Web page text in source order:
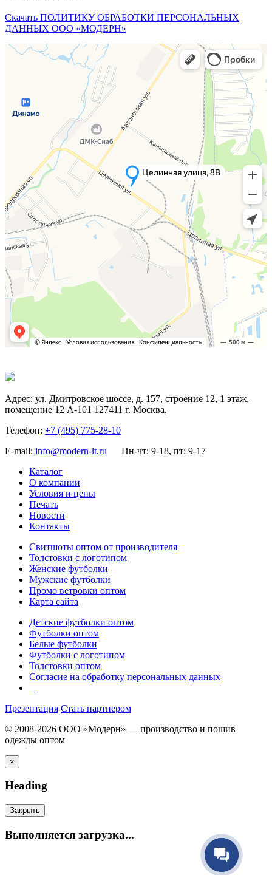
Скачать ПОЛИТИКУ ОБРАБОТКИ ПЕРСОНАЛЬНЫХ
ДАННЫХ ООО «МОДЕРН»
Адрес: ул. Дмитровское шоссе, д. 157, строение 12, 1 этаж,
помещение 12 А-101 127411 г. Москва,
Телефон: +7 (495) 775-28-10
E-mail: info@modern-it.ru
Пн-чт: 9-18, пт: 9-17
Каталог
О компании
Условия и цены
Печать
Новости
Контакты
Свитшоты оптом от производителя
Толстовки с логотипом
Женские футболки
Мужские футболки
Промо ветровки оптом
Карта сайта
Детские футболки оптом
Футболки оптом
Белые футболки
Футболки с логотипом
Толстовки оптом
Согласие на обработку персональных данных
Презентация Стать партнером
© 2008-2026 ООО «Модерн» — производство и пошив
одежды оптом
×
Heading
Закрыть
Выполняется загрузка...